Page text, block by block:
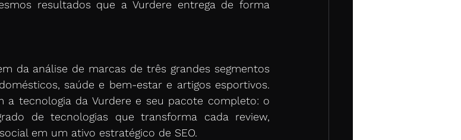
resultados que a Vurdere entrega de forma
da análise de marcas de três grandes segmentos
saúde e bem-estar e artigos esportivos.
a tecnologia da Vurdere e seu pacote completo: o
de tecnologias que transforma cada review,
em um ativo estratégico de SEO.